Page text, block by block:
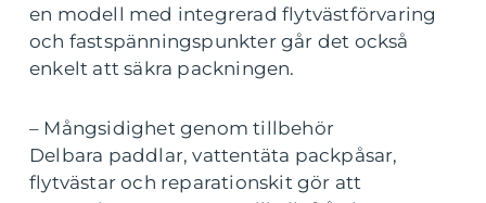
en modell med integrerad flytvästförvaring
och fastspänningspunkter går det också
enkelt att säkra packningen.
– Mångsidighet genom tillbehör
Delbara paddlar, vattentäta packpåsar,
flytvästar och reparationskit gör att